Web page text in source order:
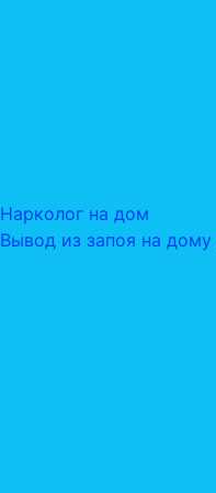
Нарколог на дом
Вывод из запоя на дому